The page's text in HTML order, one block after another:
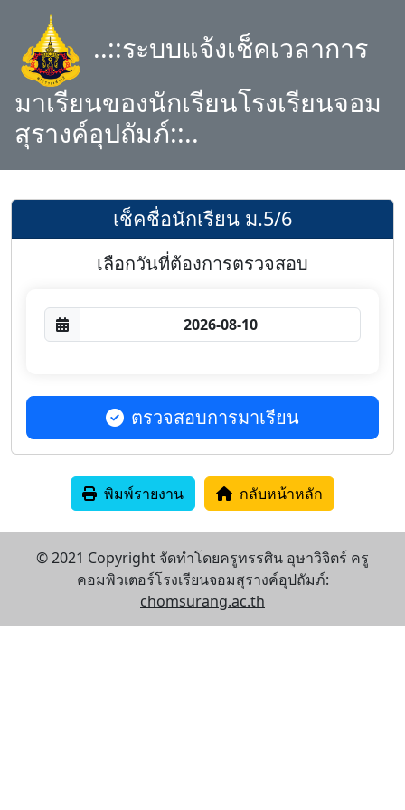
..::ระบบแจ้งเช็คเวลาการ
มาเรียนของนักเรียนโรงเรียนจอม
สุรางค์อุปถัมภ์::..
เช็คชื่อนักเรียน ม.5/6
เลือกวันที่ต้องการตรวจสอบ
ตรวจสอบการมาเรียน
พิมพ์รายงาน กลับหน้าหลัก
© 2021 Copyright จัดทำโดยครูทรรศิน อุษาวิจิตร์ ครู
คอมพิวเตอร์โรงเรียนจอมสุรางค์อุปถัมภ์:
chomsurang.ac.th